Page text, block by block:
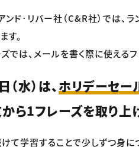
ンド･リバー社（C&R社）では
す。
では、メールを書く際に使える
水）は、ホリデーセー
ら1フレーズを取り上
て学習することで少しずつ身に